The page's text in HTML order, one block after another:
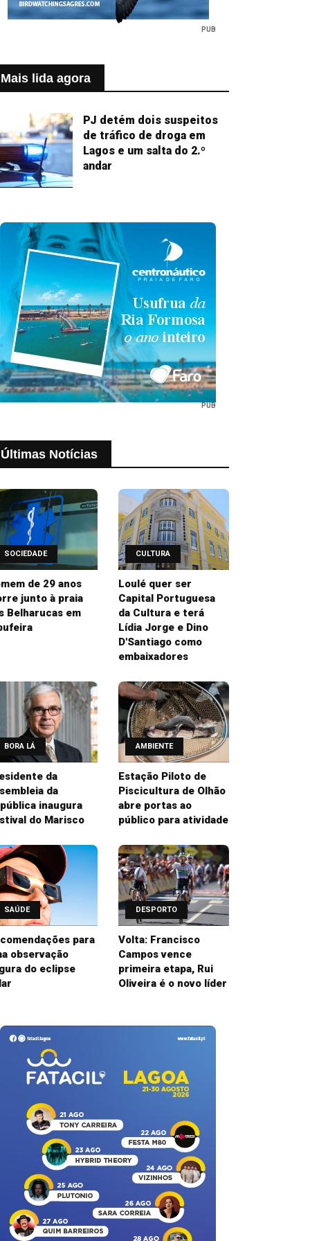
PUB
Mais lida agora
PJ detém dois suspeitos
de tráfico de droga em
Lagos e um salta do 2.º
andar
PUB
Últimas Notícias
SOCIEDADE
de 29 anos
junto à praia
Belharucas em
CULTURA
Loulé quer ser
Capital Portuguesa
da Cultura e terá
Lídia Jorge e Dino
D'Santiago como
embaixadores
BORA LÁ
da
da
inaugura
do Marisco
AMBIENTE
Estação Piloto de
Piscicultura de Olhão
abre portas ao
público para atividade
SAÚDE
para
observação
do eclipse
DESPORTO
Volta: Francisco
Campos vence
primeira etapa, Rui
Oliveira é o novo líder